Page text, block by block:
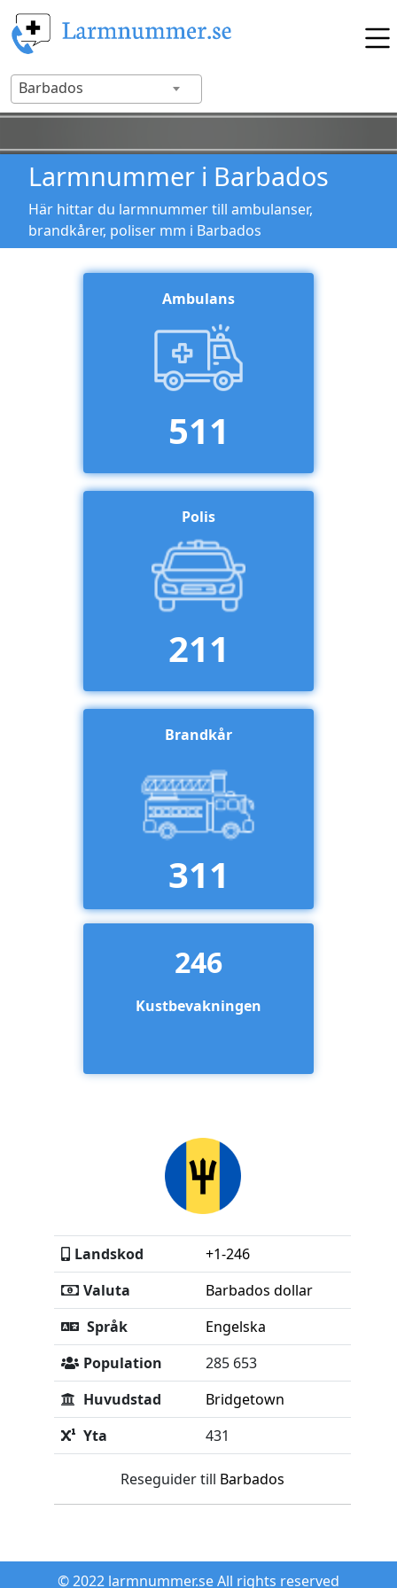
Barbados
Larmnummer i Barbados
Här hittar du larmnummer till ambulanser,
brandkårer, poliser mm i Barbados
Ambulans
511
Polis
211
Brandkår
311
246
Kustbevakningen
Landskod
+1-246
Valuta
Barbados dollar
Språk
Engelska
Population
285 653
Huvudstad
Bridgetown
Yta
431
Reseguider till Barbados
© 2022 larmnummer.se All rights reserved